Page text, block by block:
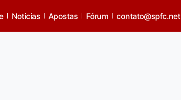
Noticias Apostas Fórum contato@spfc.net